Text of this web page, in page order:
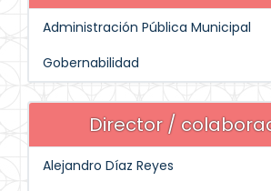
Administración Pública Municipal
Gobernabilidad
Director /
Alejandro Díaz Reyes